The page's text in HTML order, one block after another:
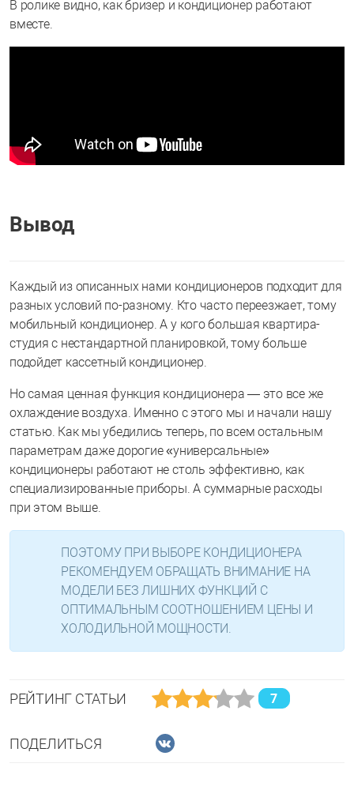
В ролике видно, как бризер и кондиционер работают
вместе.
Вывод
Каждый из описанных нами кондиционеров подходит для
разных условий по-разному. Кто часто переезжает, тому
мобильный кондиционер. А у кого большая квартира-
студия с нестандартной планировкой, тому больше
подойдет кассетный кондиционер.
Но самая ценная функция кондиционера — это все же
охлаждение воздуха. Именно с этого мы и начали нашу
статью. Как мы убедились теперь, по всем остальным
параметрам даже дорогие «универсальные»
кондиционеры работают не столь эффективно, как
специализированные приборы. А суммарные расходы
при этом выше.
ПОЭТОМУ ПРИ ВЫБОРЕ КОНДИЦИОНЕРА
РЕКОМЕНДУЕМ ОБРАЩАТЬ ВНИМАНИЕ НА
МОДЕЛИ БЕЗ ЛИШНИХ ФУНКЦИЙ С
ОПТИМАЛЬНЫМ СООТНОШЕНИЕМ ЦЕНЫ И
ХОЛОДИЛЬНОЙ МОЩНОСТИ.
РЕЙТИНГ СТАТЬИ 7
ПОДЕЛИТЬСЯ